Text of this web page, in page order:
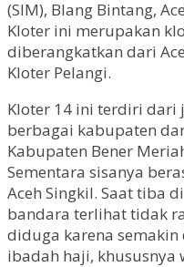
(SIM), Blang Bintang,
Kloter ini merupakan
diberangkatkan dari
Kloter Pelangi.
Kloter 14 ini terdiri dari
berbagai kabupaten
Kabupaten Bener
Sementara sisanya
Aceh Singkil. Saat tiba
bandara terlihat tidak
diduga karena
ibadah haji, khususnya